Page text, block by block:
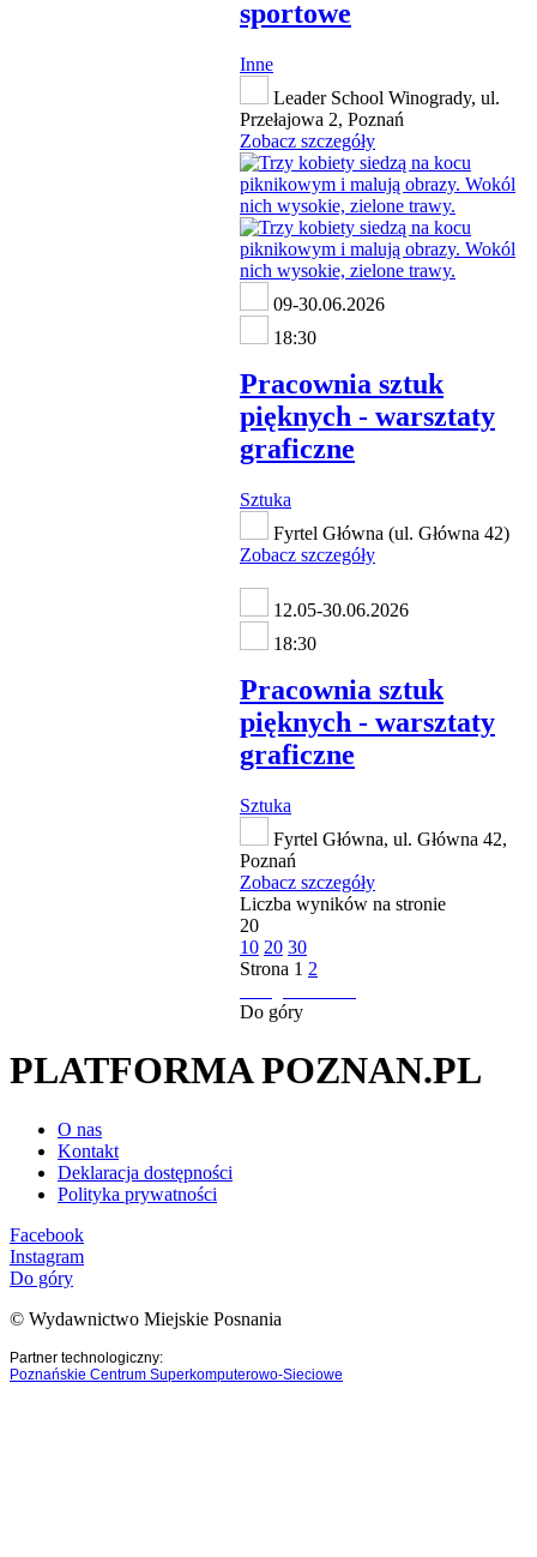
sportowe
Inne
Leader School Winogrady, ul.
Przełajowa 2, Poznań
Zobacz szczegóły
09-30.06.2026
18:30
Pracownia sztuk
pięknych - warsztaty
graficzne
Sztuka
Fyrtel Główna (ul. Główna 42)
Zobacz szczegóły
12.05-30.06.2026
18:30
Pracownia sztuk
pięknych - warsztaty
graficzne
Sztuka
Fyrtel Główna, ul. Główna 42,
Poznań
Zobacz szczegóły
Liczba wyników na stronie
20
10 20 30
Strona 1 2
Do góry
PLATFORMA POZNAN.PL
O nas
Kontakt
Deklaracja dostępności
Polityka prywatności
Facebook
Instagram
Do góry
© Wydawnictwo Miejskie Posnania
Partner technologiczny:
Poznańskie Centrum Superkomputerowo-Sieciowe